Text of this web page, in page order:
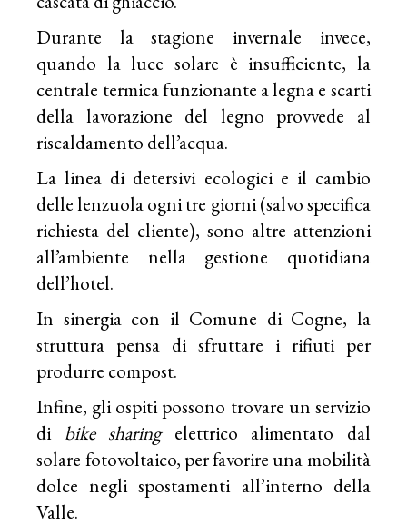
Durante la stagione invernale invece,
quando la luce solare è insufficiente, la
centrale termica funzionante a legna e scarti
della lavorazione del legno provvede al
riscaldamento dell’acqua.
La linea di detersivi ecologici e il cambio
delle lenzuola ogni tre giorni (salvo specifica
richiesta del cliente), sono altre attenzioni
all’ambiente nella gestione quotidiana
dell’hotel.
In sinergia con il Comune di Cogne, la
struttura pensa di sfruttare i rifiuti per
produrre compost.
Infine, gli ospiti possono trovare un servizio
di bike sharingelettrico alimentato dal
solare fotovoltaico, per favorire una mobilità
dolce negli spostamenti all’interno della
Valle.